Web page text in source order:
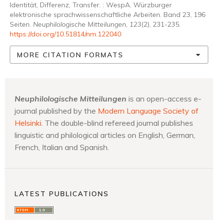
Identität, Differenz, Transfer. : WespA. Würzburger
elektronische sprachwissenschaftliche Arbeiten. Band 23, 196
Seiten. Neuphilologische Mitteilungen, 123(2), 231-235.
https://doi.org/10.51814/nm.122040
MORE CITATION FORMATS
Neuphilologische Mitteilungen is an open-access e-
journal published by the Modern Language Society of
Helsinki. The double-blind refereed journal publishes
linguistic and philological articles on English, German,
French, Italian and Spanish.
LATEST PUBLICATIONS